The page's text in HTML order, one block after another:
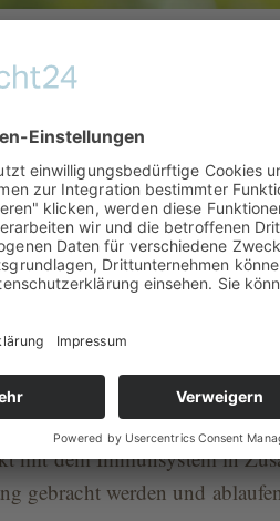
Konzentrationen
Reaktion aus, bei
wiederum der Auslöser für
Nasenausfluss,
oder auch produktiver
Schwellung der
Reaktionsbereitschaft
mit dem Immunsystem in
gebracht werden und